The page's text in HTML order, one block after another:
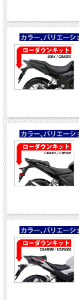
NEW
NEW
NEW